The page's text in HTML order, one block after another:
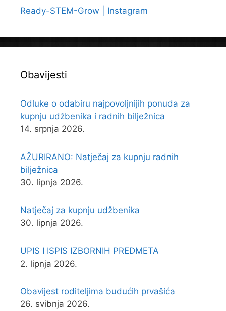
Ready-STEM-Grow | Instagram
Obavijesti
Odluke o odabiru najpovoljnijih ponuda za
kupnju udžbenika i radnih bilježnica
14. srpnja 2026.
AŽURIRANO: Natječaj za kupnju radnih
bilježnica
30. lipnja 2026.
Natječaj za kupnju udžbenika
30. lipnja 2026.
UPIS I ISPIS IZBORNIH PREDMETA
2. lipnja 2026.
Obavijest roditeljima budućih prvašića
26. svibnja 2026.